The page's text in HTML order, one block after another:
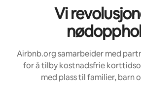
Vi
Airbnb.org samarbeider med
for å tilby kostnadsfrie
med plass til familier, barn